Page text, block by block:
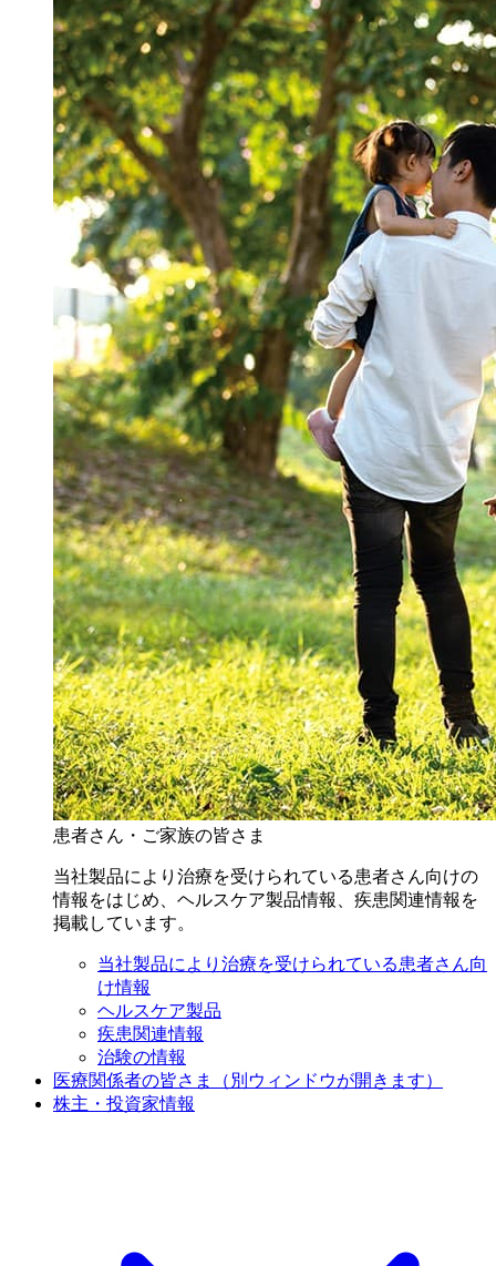
患者さん・ご家族の皆さま
当社製品により治療を受けられている患者さん向けの
情報をはじめ、ヘルスケア製品情報、疾患関連情報を
掲載しています。
当社製品により治療を受けられている患者さん向
け情報
ヘルスケア製品
疾患関連情報
治験の情報
医療関係者の皆さま
（別ウィンドウが開きます）
株主・投資家情報